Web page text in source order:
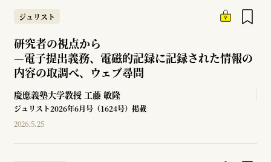
ジュリスト
研究者の視点から
—電子提出義務、電磁的記録に記録された情報の
内容の取調べ、ウェブ尋問
慶應義塾大学教授 工藤 敏隆
ジュリスト2026年6月号（1624号）掲載
2026.5.25